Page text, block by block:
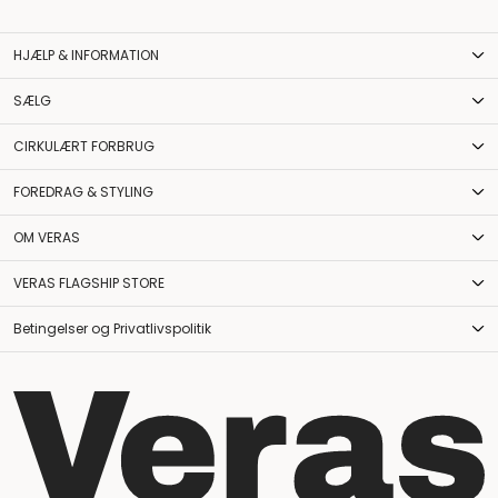
HJÆLP & INFORMATION
SÆLG
CIRKULÆRT FORBRUG
FOREDRAG & STYLING
OM VERAS
VERAS FLAGSHIP STORE
Betingelser og Privatlivspolitik